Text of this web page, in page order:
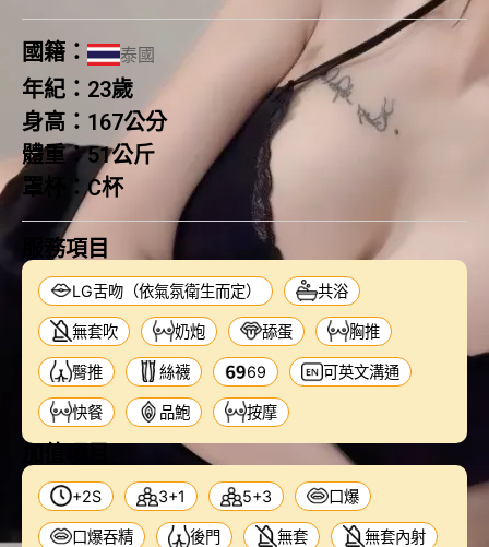
國籍： 泰國
年紀： 23歲
身高： 167公分
體重：51公斤
罩杯：C杯
服務項目
LG舌吻（依氣氛衛生而定） 共浴
無套吹 奶炮 舔蛋 胸推
臀推 絲襪 69 可英文溝通
快餐 品鮑 按摩
+2S 3+1 5+3 口爆
口爆吞精 後門 無套 無套內射